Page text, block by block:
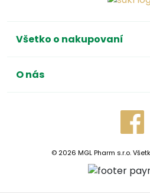
Všetko o nakupovaní
O nás
© 2026 MGL Pharm s.r.o.